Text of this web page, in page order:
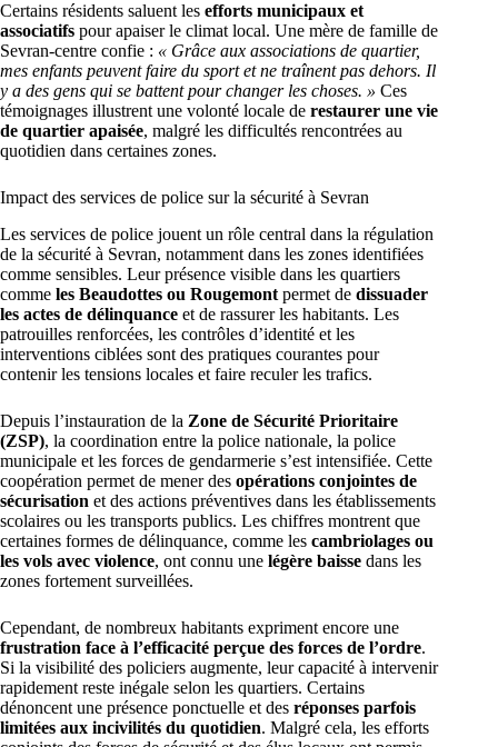
Certains résidents saluent les efforts municipaux et
associatifs pour apaiser le climat local. Une mère de famille de
Sevran-centre confie : « Grâce aux associations de quartier,
mes enfants peuvent faire du sport et ne traînent pas dehors. Il
y a des gens qui se battent pour changer les choses. » Ces
témoignages illustrent une volonté locale de restaurer une vie
de quartier apaisée, malgré les difficultés rencontrées au
quotidien dans certaines zones.
Impact des services de police sur la sécurité à Sevran
Les services de police jouent un rôle central dans la régulation
de la sécurité à Sevran, notamment dans les zones identifiées
comme sensibles. Leur présence visible dans les quartiers
comme les Beaudottes ou Rougemont permet de dissuader
les actes de délinquance et de rassurer les habitants. Les
patrouilles renforcées, les contrôles d’identité et les
interventions ciblées sont des pratiques courantes pour
contenir les tensions locales et faire reculer les trafics.
Depuis l’instauration de la Zone de Sécurité Prioritaire
(ZSP), la coordination entre la police nationale, la police
municipale et les forces de gendarmerie s’est intensifiée. Cette
coopération permet de mener des opérations conjointes de
sécurisation et des actions préventives dans les établissements
scolaires ou les transports publics. Les chiffres montrent que
certaines formes de délinquance, comme les cambriolages ou
les vols avec violence, ont connu une légère baisse dans les
zones fortement surveillées.
Cependant, de nombreux habitants expriment encore une
frustration face à l’efficacité perçue des forces de l’ordre.
Si la visibilité des policiers augmente, leur capacité à intervenir
rapidement reste inégale selon les quartiers. Certains
dénoncent une présence ponctuelle et des réponses parfois
limitées aux incivilités du quotidien. Malgré cela, les efforts